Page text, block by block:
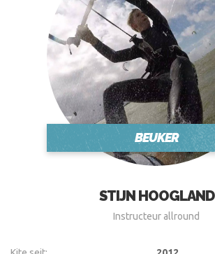
BEUKER
STIJN HOOGLAND
Instructeur allround